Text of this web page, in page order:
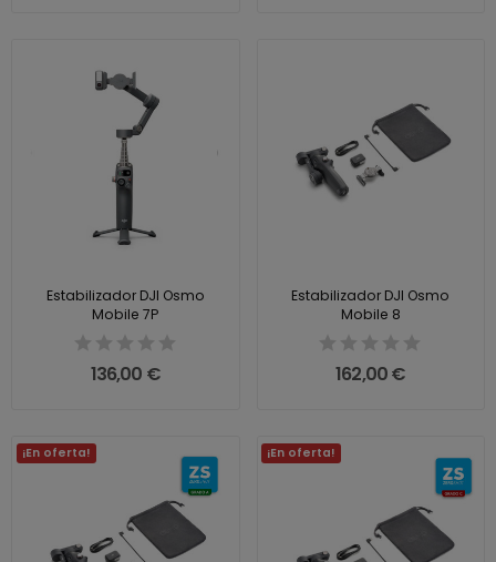
Estabilizador DJI Osmo
Mobile 7P
136,00 €
Estabilizador DJI Osmo
Mobile 8
162,00 €
¡En oferta! ¡En oferta!